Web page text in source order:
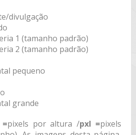
divulgação
1 (tamanho padrão)
2 (tamanho padrão)
pequeno
grande
pixels por altura /pxl =pixels